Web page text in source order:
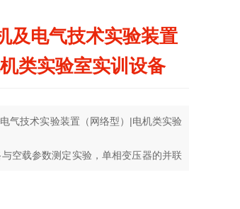
及电气技术实验装置
类实验室实训设备
气技术实验装置（网络型）|电机类实验
空载参数测定实验，单相变压器的并联
步电动机的启动实验，三相同步发电机